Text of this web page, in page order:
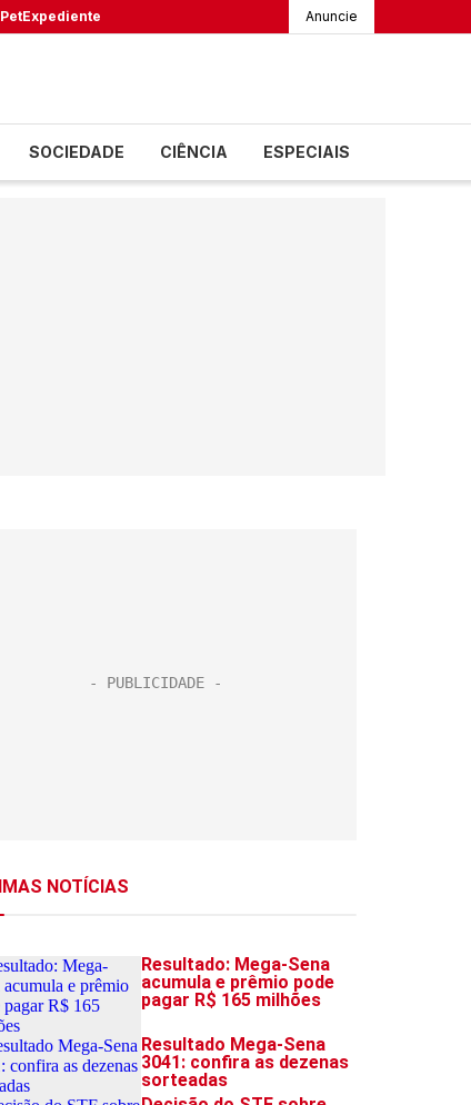
PetExpediente Anuncie
SOCIEDADE CIÊNCIA ESPECIAIS